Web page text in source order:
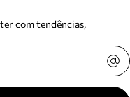
com tendências,